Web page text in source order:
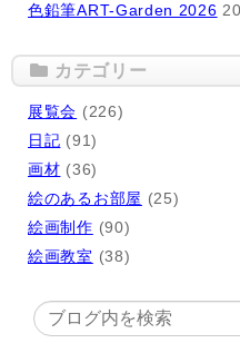
色鉛筆ART-Garden 2026
カテゴリー
展覧会 (226)
日記 (91)
画材 (36)
絵のあるお部屋 (25)
絵画制作 (90)
絵画教室 (38)